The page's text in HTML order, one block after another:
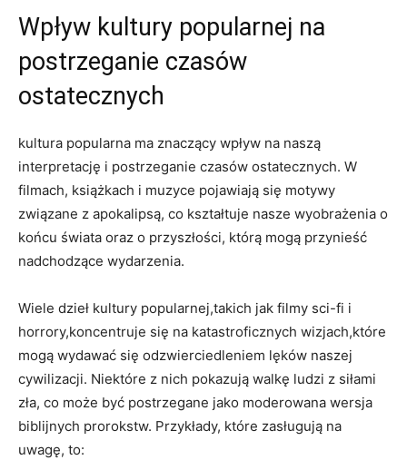
Wpływ⁣ kultury popularnej⁢ na
postrzeganie czasów
ostatecznych
kultura popularna ma znaczący wpływ ​na naszą
interpretację i postrzeganie czasów ostatecznych. W
‌filmach, książkach i muzyce pojawiają się‌ motywy
związane z⁣ apokalipsą, ⁤co ⁤kształtuje nasze wyobrażenia⁤ o​
końcu⁢ świata ⁤oraz o​ przyszłości, którą‍ mogą ‍przynieść
nadchodzące wydarzenia.
Wiele dzieł ⁣kultury popularnej,takich jak filmy sci-fi i
horrory,koncentruje się⁣ na katastroficznych wizjach,które
mogą wydawać się odzwierciedleniem⁢ lęków naszej
‍cywilizacji. Niektóre z ⁣nich​ pokazują walkę⁢ ludzi z siłami
zła, co może ⁤być postrzegane jako ‌moderowana wersja
biblijnych‌ prorokstw.‌ Przykłady, które zasługują na
uwagę,​ to: